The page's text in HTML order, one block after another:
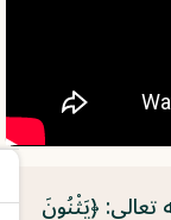
284 | قوله تعالى: ‏﴿‏‌يَثْنُونَ